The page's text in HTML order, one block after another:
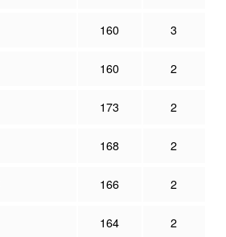
160 3
160 2
173 2
168 2
166 2
164 2